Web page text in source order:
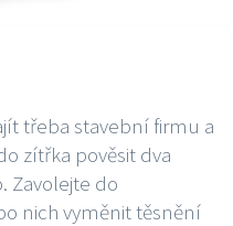
třeba stavební firmu a
zítřka pověsit dva
Zavolejte do
nich vyměnit těsnění